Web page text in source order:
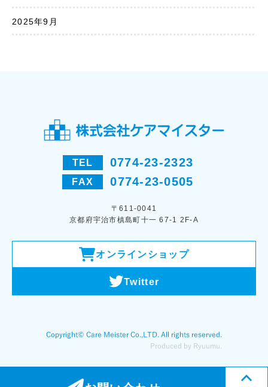
2025年9月
TEL 0774-23-2323
FAX 0774-23-0505
〒611-0041
京都府宇治市槙島町十一 67-1 2F-A
オンラインショップ
Twitter